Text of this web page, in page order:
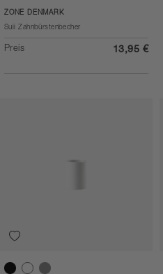
BlackWhite
ZONE DENMARK
Suii Zahnbürstenbecher
Preis 13,95 €